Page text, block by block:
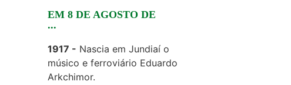
EM 8 DE AGOSTO DE
...
1917
Nascia em Jundiaí o
músico e ferroviário Eduardo
Arkchimor.